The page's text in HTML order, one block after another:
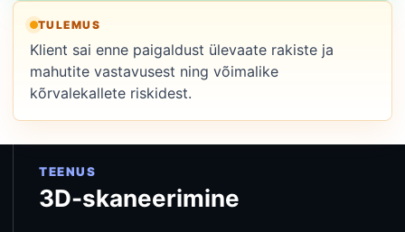
TULEMUS
Klient sai enne paigaldust ülevaate rakiste ja
mahutite vastavusest ning võimalike
kõrvalekallete riskidest.
TEENUS
3D-skaneerimine